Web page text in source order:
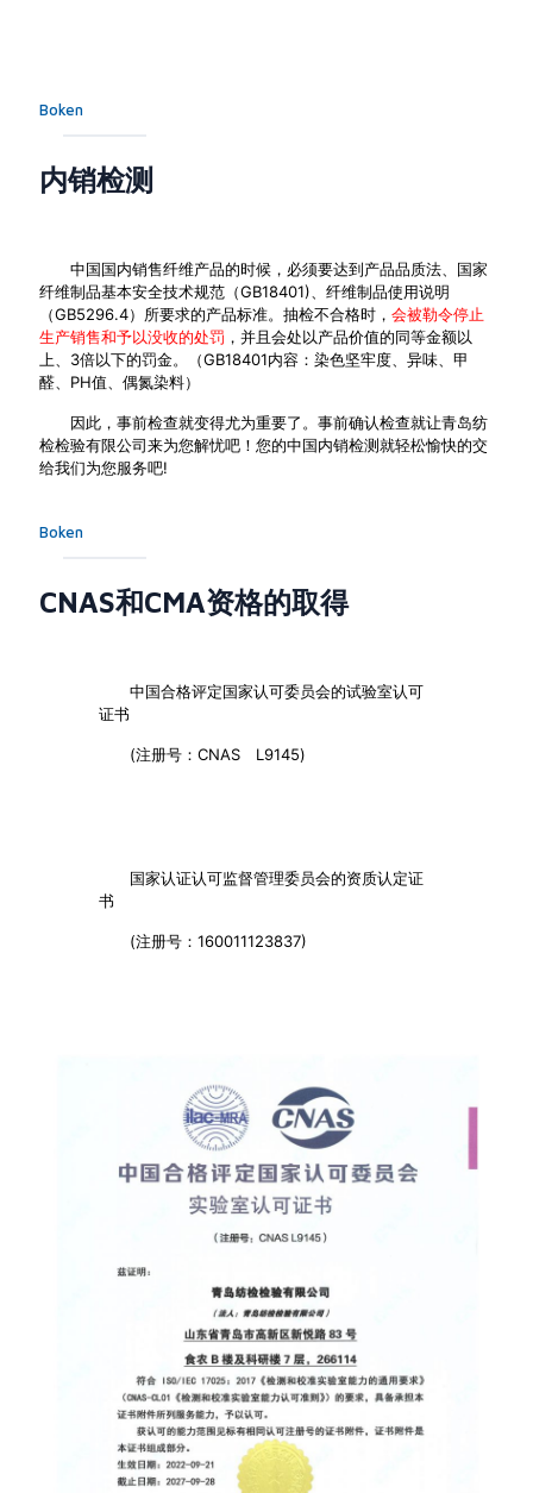
Boken
内销检测
中国国内销售纤维产品的时候，必须要达到产品品质法、国家
纤维制品基本安全技术规范（GB18401)、纤维制品使用说明
（GB5296.4）所要求的产品标准。抽检不合格时， 会被勒令停止
生产销售和予以没收的处罚 ，并且会处以产品价值的同等金额以
上、3倍以下的罚金。（GB18401内容：染色坚牢度、异味、甲
醛、PH值、偶氮染料）
因此，事前检查就变得尤为重要了。事前确认检查就让青岛纺
检检验有限公司来为您解忧吧！您的中国内销检测就轻松愉快的交
给我们为您服务吧!
Boken
CNAS和CMA资格的取得
中国合格评定国家认可委员会的试验室认可
证书
(注册号：CNAS L9145)
国家认证认可监督管理委员会的资质认定证
书
(注册号：160011123837)